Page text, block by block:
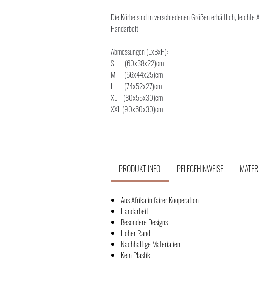
Die Körbe sind in verschiedenen Größen erhältlich, leichte
Handarbeit:
Abmessungen (LxBxH):
S (60x38x22)cm
M (66x44x25)cm
L (74x52x27)cm
XL (80x55x30)cm
XXL (90x60x30)cm
PRODUKT INFO PFLEGEHINWEISE
Aus Afrika in fairer Kooperation
Handarbeit
Besondere Designs
Hoher Rand
Nachhaltige Materialien
Kein Plastik